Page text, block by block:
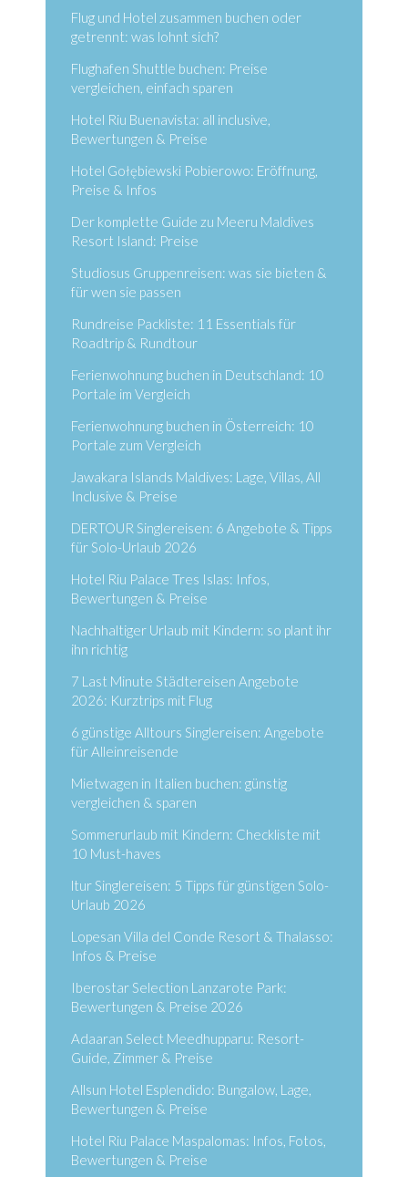
Flug und Hotel zusammen buchen oder
getrennt: was lohnt sich?
Flughafen Shuttle buchen: Preise
vergleichen, einfach sparen
Hotel Riu Buenavista: all inclusive,
Bewertungen & Preise
Hotel Gołębiewski Pobierowo: Eröffnung,
Preise & Infos
Der komplette Guide zu Meeru Maldives
Resort Island: Preise
Studiosus Gruppenreisen: was sie bieten &
für wen sie passen
Rundreise Packliste: 11 Essentials für
Roadtrip & Rundtour
Ferienwohnung buchen in Deutschland: 10
Portale im Vergleich
Ferienwohnung buchen in Österreich: 10
Portale zum Vergleich
Jawakara Islands Maldives: Lage, Villas, All
Inclusive & Preise
DERTOUR Singlereisen: 6 Angebote & Tipps
für Solo-Urlaub 2026
Hotel Riu Palace Tres Islas: Infos,
Bewertungen & Preise
Nachhaltiger Urlaub mit Kindern: so plant ihr
ihn richtig
7 Last Minute Städtereisen Angebote
2026: Kurztrips mit Flug
6 günstige Alltours Singlereisen: Angebote
für Alleinreisende
Mietwagen in Italien buchen: günstig
vergleichen & sparen
Sommerurlaub mit Kindern: Checkliste mit
10 Must-haves
ltur Singlereisen: 5 Tipps für günstigen Solo-
Urlaub 2026
Lopesan Villa del Conde Resort & Thalasso:
Infos & Preise
Iberostar Selection Lanzarote Park:
Bewertungen & Preise 2026
Adaaran Select Meedhupparu: Resort-
Guide, Zimmer & Preise
Allsun Hotel Esplendido: Bungalow, Lage,
Bewertungen & Preise
Hotel Riu Palace Maspalomas: Infos, Fotos,
Bewertungen & Preise